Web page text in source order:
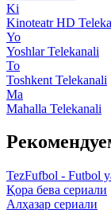
Ki
Kinoteatr HD
Yo
Yoshlar Telekanali
To
Toshkent Telekanali
Ma
Mahalla Telekanali
TezFufbol - Futbol
Қора бева сериали
Алҳазар сериали